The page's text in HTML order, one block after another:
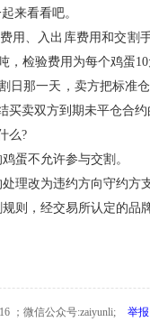
来看看吧。
、入出库费用和交割
，检验费用为每个鸡蛋
那一天，卖方把标准
买卖双方到期未平仓合
么?
蛋不允许参与交割。
改为违约方向守约方
，经交易所认定的品
；微信公众号:zaiyunli; 举报